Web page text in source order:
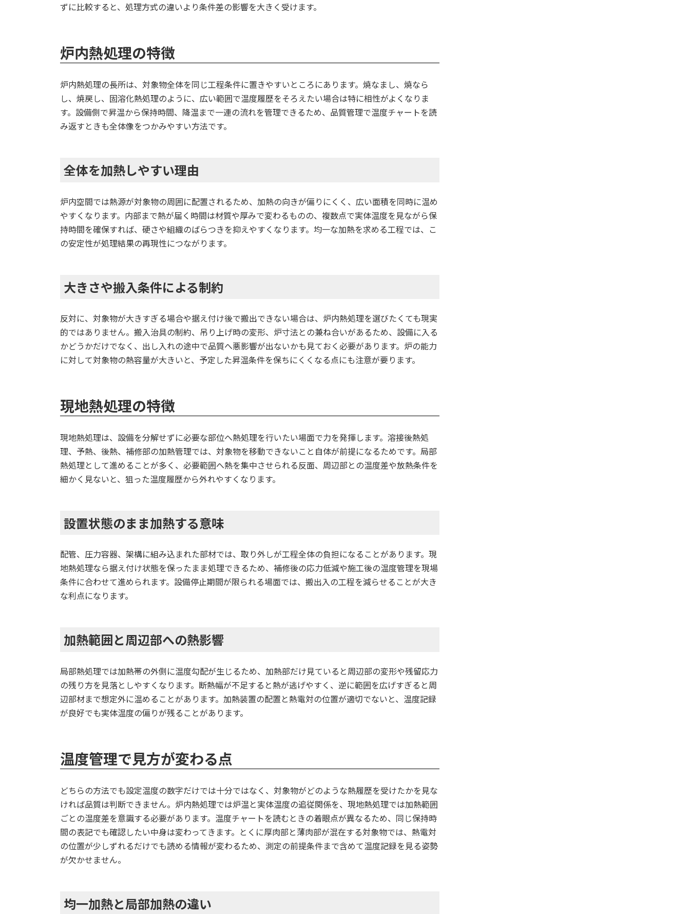
ずに比較すると、処理方式の違いより条件差の影響を大きく受けます。
炉内熱処理の特徴
炉内熱処理の長所は、対象物全体を同じ工程条件に置きやすいところにあります。焼なまし、焼なら
し、焼戻し、固溶化熱処理のように、広い範囲で温度履歴をそろえたい場合は特に相性がよくなりま
す。設備側で昇温から保持時間、降温まで一連の流れを管理できるため、品質管理で温度チャートを読
み返すときも全体像をつかみやすい方法です。
全体を加熱しやすい理由
炉内空間では熱源が対象物の周囲に配置されるため、加熱の向きが偏りにくく、広い面積を同時に温め
やすくなります。内部まで熱が届く時間は材質や厚みで変わるものの、複数点で実体温度を見ながら保
持時間を確保すれば、硬さや組織のばらつきを抑えやすくなります。均一な加熱を求める工程では、こ
の安定性が処理結果の再現性につながります。
大きさや搬入条件による制約
反対に、対象物が大きすぎる場合や据え付け後で搬出できない場合は、炉内熱処理を選びたくても現実
的ではありません。搬入治具の制約、吊り上げ時の変形、炉寸法との兼ね合いがあるため、設備に入る
かどうかだけでなく、出し入れの途中で品質へ悪影響が出ないかも見ておく必要があります。炉の能力
に対して対象物の熱容量が大きいと、予定した昇温条件を保ちにくくなる点にも注意が要ります。
現地熱処理の特徴
現地熱処理は、設備を分解せずに必要な部位へ熱処理を行いたい場面で力を発揮します。溶接後熱処
理、予熱、後熱、補修部の加熱管理では、対象物を移動できないこと自体が前提になるためです。局部
熱処理として進めることが多く、必要範囲へ熱を集中させられる反面、周辺部との温度差や放熱条件を
細かく見ないと、狙った温度履歴から外れやすくなります。
設置状態のまま加熱する意味
配管、圧力容器、架構に組み込まれた部材では、取り外しが工程全体の負担になることがあります。現
地熱処理なら据え付け状態を保ったまま処理できるため、補修後の応力低減や施工後の温度管理を現場
条件に合わせて進められます。設備停止期間が限られる場面では、搬出入の工程を減らせることが大き
な利点になります。
加熱範囲と周辺部への熱影響
局部熱処理では加熱帯の外側に温度勾配が生じるため、加熱部だけ見ていると周辺部の変形や残留応力
の残り方を見落としやすくなります。断熱幅が不足すると熱が逃げやすく、逆に範囲を広げすぎると周
辺部材まで想定外に温めることがあります。加熱装置の配置と熱電対の位置が適切でないと、温度記録
が良好でも実体温度の偏りが残ることがあります。
温度管理で見方が変わる点
どちらの方法でも設定温度の数字だけでは十分ではなく、対象物がどのような熱履歴を受けたかを見な
ければ品質は判断できません。炉内熱処理では炉温と実体温度の追従関係を、現地熱処理では加熱範囲
ごとの温度差を意識する必要があります。温度チャートを読むときの着眼点が異なるため、同じ保持時
間の表記でも確認したい中身は変わってきます。とくに厚肉部と薄肉部が混在する対象物では、熱電対
の位置が少しずれるだけでも読める情報が変わるため、測定の前提条件まで含めて温度記録を見る姿勢
が欠かせません。
均一加熱と局部加熱の違い